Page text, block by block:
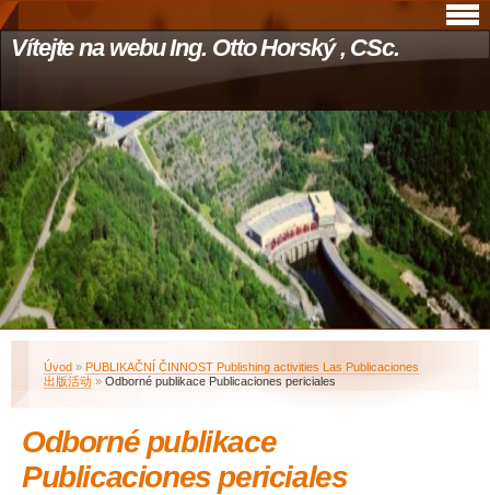
Vítejte na webu Ing. Otto Horský , CSc.
Úvod » PUBLIKAČNÍ ČINNOST Publishing activities Las Publicaciones
出版活动 » Odborné publikace Publicaciones periciales
Odborné publikace
Publicaciones periciales